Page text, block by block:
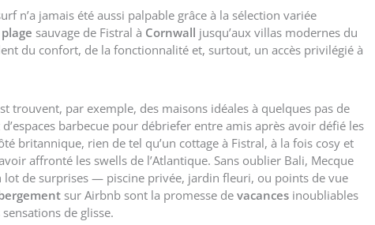
n’a jamais été aussi palpable grâce à la sélection variée
plage sauvage de Fistral à Cornwall jusqu’aux villas modernes du
du confort, de la fonctionnalité et, surtout, un accès privilégié à
trouvent, par exemple, des maisons idéales à quelques pas de
barbecue pour débriefer entre amis après avoir défié les
britannique, rien de tel qu’un cottage à Fistral, à la fois cosy et
affronté les swells de l’Atlantique. Sans oublier Bali, Mecque
de surprises — piscine privée, jardin fleuri, ou points de vue
sur Airbnb sont la promesse de vacances inoubliables
de glisse.